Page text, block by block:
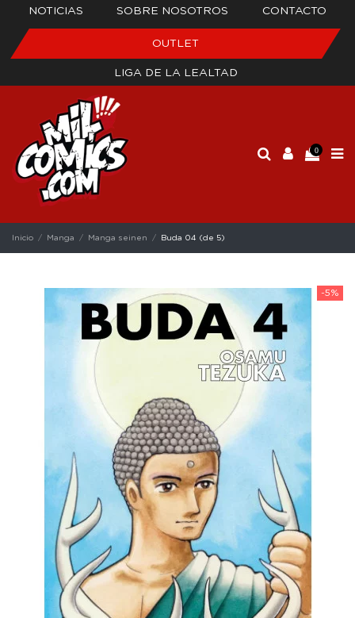
NOTICIAS SOBRE NOSOTROS CONTACTO
OUTLET
LIGA DE LA LEALTAD
0
Inicio Manga Manga seinen Buda 04 (de 5)
-5%